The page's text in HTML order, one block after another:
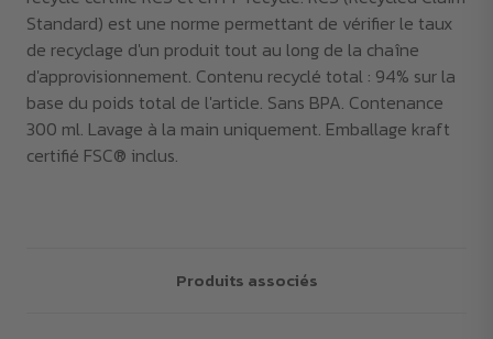
Standard) est une norme permettant de vérifier le taux
de recyclage d'un produit tout au long de la chaîne
d'approvisionnement. Contenu recyclé total : 94% sur la
base du poids total de l'article. Sans BPA. Contenance
300 ml. Lavage à la main uniquement. Emballage kraft
certifié FSC® inclus.
Produits associés